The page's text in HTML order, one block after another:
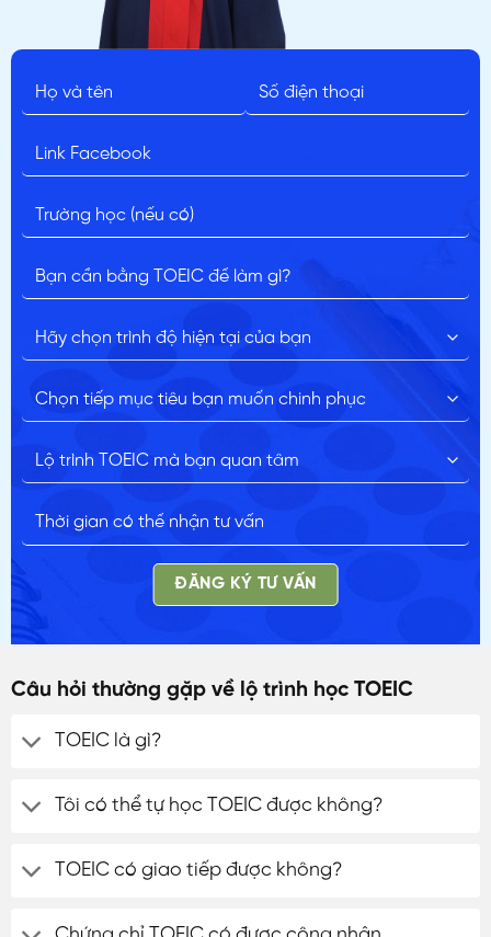
ĐĂNG KÝ TƯ VẤN
Câu hỏi thường gặp về lộ trình học TOEIC
TOEIC là gì?
Tôi có thể tự học TOEIC được không?
TOEIC có giao tiếp được không?